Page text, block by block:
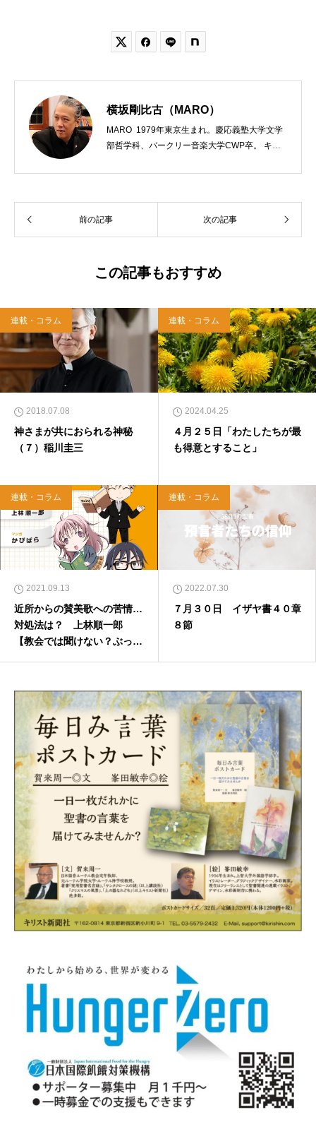
 
横坂剛比古（MARO）
MARO 1979年東京生まれ。慶応義塾大学文学
部哲学科、バークリー音楽大学CWP卒。 キリ
う宗教法人専門の行政書士。2020年7月よりク
「上馬キリスト教会（@kamiumach）」の運営
を行う「まじめ担当」。 著書に『聖書を読んだ
西洋哲学超入門〜』（日本実業出版）、『人生
イヤモンド社）、『世界一ゆるい聖書入門』、
『世界一ゆるい聖書教室』（「ふざけ担当」LE
ONとの共著、講談社）などがある。新著<a hr
ef="https://amzn.to/376F9aC">『ふっと心がラ
クになる 眠れぬ夜の聖書のことば』（大和書
房）</a>２０２２年３月１５日発売。
前の記事 次の記事
この記事もおすすめ
連載・コラム
2018.07.08
神さまが共におられる神秘
（７）稲川圭三
連載・コラム
2024.04.25
４月２５日「わたしたちが最
も得意とすること」
連載・コラム
2021.09.13
近所からの賛美歌への苦情…
対処法は？ 上林順一郎
【教会では聞けない？ぶっち
連載・コラム
2022.07.30
７月３０日 イザヤ書４０章
８節